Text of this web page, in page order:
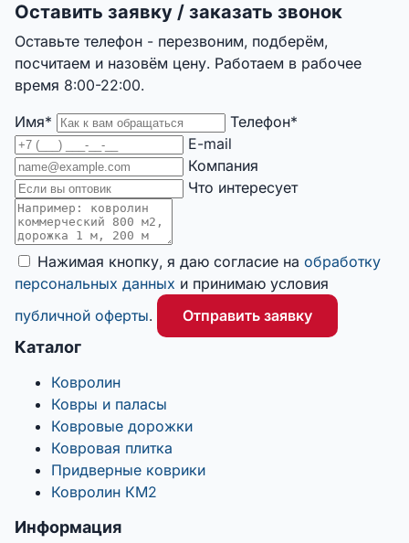
Оставить заявку / заказать звонок
Оставьте телефон - перезвоним, подберём,
посчитаем и назовём цену. Работаем в рабочее
время 8:00-22:00.
Имя*
Телефон*
E-mail
Компания
Что интересует
Нажимая кнопку, я даю согласие на обработку
персональных данных и принимаю условия
публичной оферты. Отправить заявку
Каталог
Ковролин
Ковры и паласы
Ковровые дорожки
Ковровая плитка
Придверные коврики
Ковролин КМ2
Информация